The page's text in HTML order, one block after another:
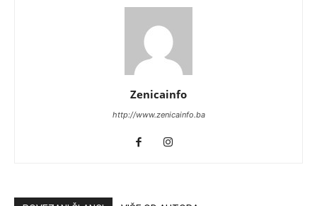
Zenicainfo
http://www.zenicainfo.ba